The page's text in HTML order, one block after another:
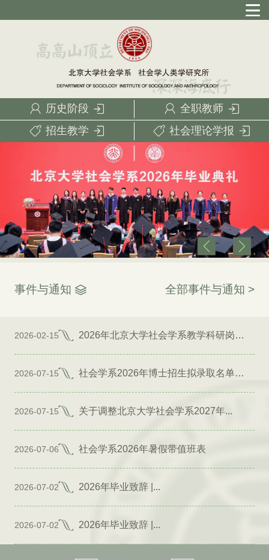
历史阶段
全职教师
招生教学
社会理论学报
事件与通知 全部事件与通知 >
2026-02-15 2026年北京大学社会学系教学科研岗位招聘启事
2026-07-15 社会学系2026年博士招生拟录取名单公示（专项）
2026-07-15 关于调整北京大学社会学系2027年...
2026-07-06 社会学系2026年暑假带值班表
2026-07-02 2026年毕业致辞 |...
2026-07-02 2026年毕业致辞 |...